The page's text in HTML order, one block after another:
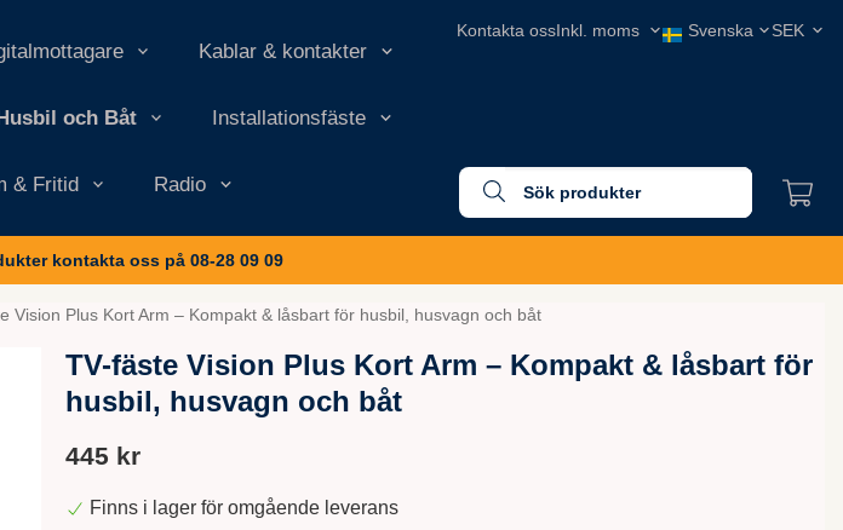
Kablar & kontakter
och Båt Installationsfäste
& Fritid Radio
Kontakta oss
kontakta oss på 08-28 09 09
Vision Plus Kort Arm – Kompakt & låsbart för husbil, husvagn och båt
TV-fäste Vision Plus Kort Arm – Kompakt & låsbart för
husbil, husvagn och båt
445 kr
Finns i lager för omgående leverans